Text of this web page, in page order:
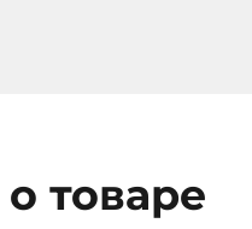
товаре